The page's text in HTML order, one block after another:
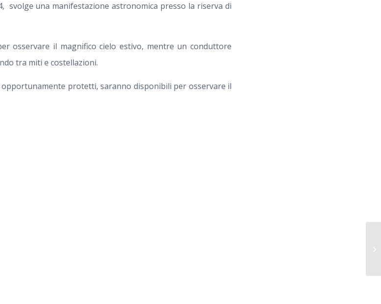
svolge una manifestazione astronomica presso la riserva di
osservare il magnifico cielo estivo, mentre un conduttore
tra miti e costellazioni.
opportunamente protetti, saranno disponibili per osservare il